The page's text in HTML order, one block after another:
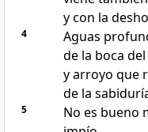
y con la
4
Aguas
de la boca
y arroyo que
de la
5
No es bueno